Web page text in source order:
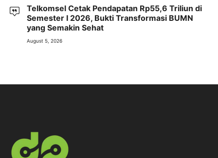
Telkomsel Cetak Pendapatan Rp55,6 Triliun di
Semester I 2026, Bukti Transformasi BUMN
yang Semakin Sehat
August 5, 2026